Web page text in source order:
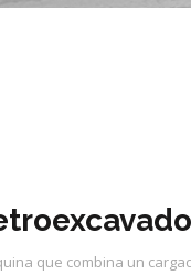
que combina un